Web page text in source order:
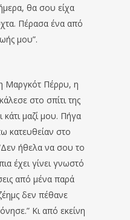
θα σου είχα
Πέρασα ένα από
μου”.
Μαργκότ Πέρρυ, η
στο σπίτι της
κάτι μαζί μου. Πήγα
κατευθείαν στο
ήθελα να σου το
έχει γίνει γνωστό
από μένα παρά
δεν πέθανε
Κι από εκείνη